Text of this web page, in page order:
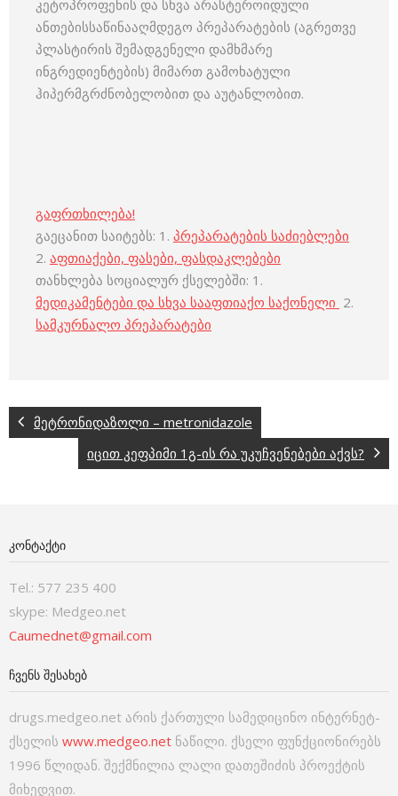
კეტოპროფენის და სხვა არასტეროიდული
ანთებისსაწინააღმდეგო პრეპარატების (აგრეთვე
პლასტირის შემადგენელი დამხმარე
ინგრედიენტების) მიმართ გამოხატული
ჰიპერმგრძნობელობით და აუტანლობით.
გაფრთხილება!
გაეცანით საიტებს: 1. პრეპარატების საძიებლები
2. აფთიაქები, ფასები, ფასდაკლებები
თანხლება სოციალურ ქსელებში: 1.
მედიკამენტები და სხვა სააფთიაქო საქონელი 2.
სამკურნალო პრეპარატები
მეტრონიდაზოლი – metronidazole
იცით კეფპიმი 1გ-ის რა უკუჩვენებები აქვს?
ᲙᲝᲜᲢᲐᲥᲢᲘ
Tel.: 577 235 400
skype: Medgeo.net
Caumednet@gmail.com
ᲩᲕᲔᲜᲡ ᲨᲔᲡᲐᲮᲔᲑ
drugs.medgeo.net არის ქართული სამედიცინო ინტერნეტ-
ქსელის www.medgeo.net ნაწილი. ქსელი ფუნქციონირებს
1996 წლიდან. შექმნილია ლალი დათეშიძის პროექტის
მიხედვით.